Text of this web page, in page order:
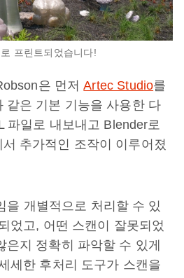
프린트되었습니다!
은 먼저Artec Studio를
같은 기본 기능을 사용한 다
파일로 내보내고 Blender로
추가적인 조작이 이루어졌
을 개별적으로 처리할 수 있
었고, 어떤 스캔이 잘못되었
지 정확히 파악할 수 있게
세한 후처리 도구가 스캔을